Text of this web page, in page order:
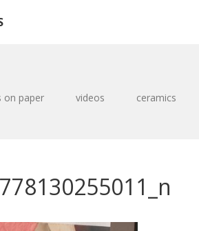
on paper videos ceramics